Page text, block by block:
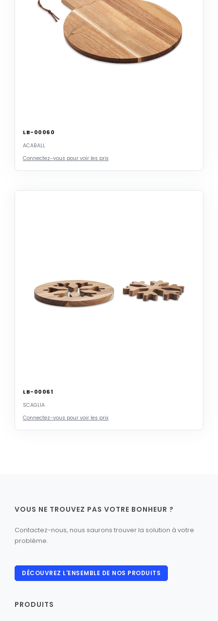
LB-00060
ACABALL
Connectez-vous pour voir les prix
LB-00061
SCAGLIA
Connectez-vous pour voir les prix
VOUS NE TROUVEZ PAS VOTRE BONHEUR ?
Contactez-nous, nous saurons trouver la solution à votre
problème.
DÉCOUVREZ L'ENSEMBLE DE NOS PRODUITS
PRODUITS